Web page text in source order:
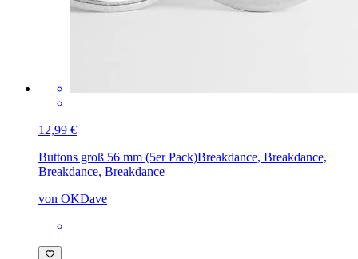
12,99 €
Buttons groß 56 mm (5er Pack)Breakdance, Breakdance,
Breakdance, Breakdance
von OKDave